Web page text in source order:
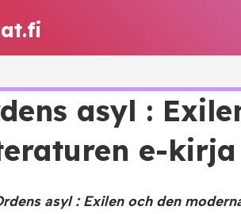
asyl :
e-
asyl : Exilen och den